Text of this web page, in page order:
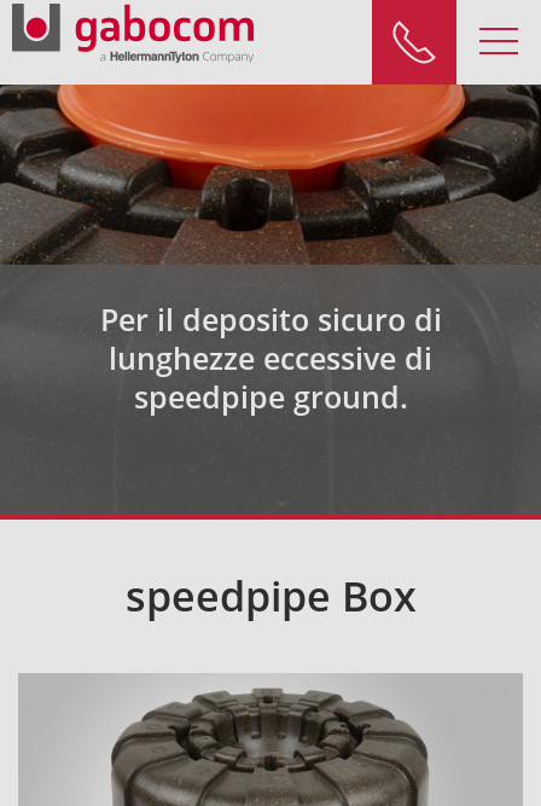
Per il deposito sicuro di
lunghezze eccessive di
speedpipe ground.
speedpipe Box